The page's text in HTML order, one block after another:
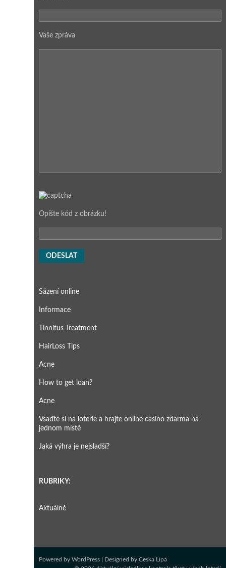
Vaše zpráva
Opište kód z obrázku!
t
r
a
i
e
Sázení online
Informace
Tinnitus Treatment
HairLoss Tips
Acne
How to get loan?
Acne
Vsaďte si na loterie a hrajte online casino zdarma na
jednom místě
Jaká výhra je nejsladší?
RUBRIKY:
Aktuálně
Powered byWordPress | Designed byCeska Lipa